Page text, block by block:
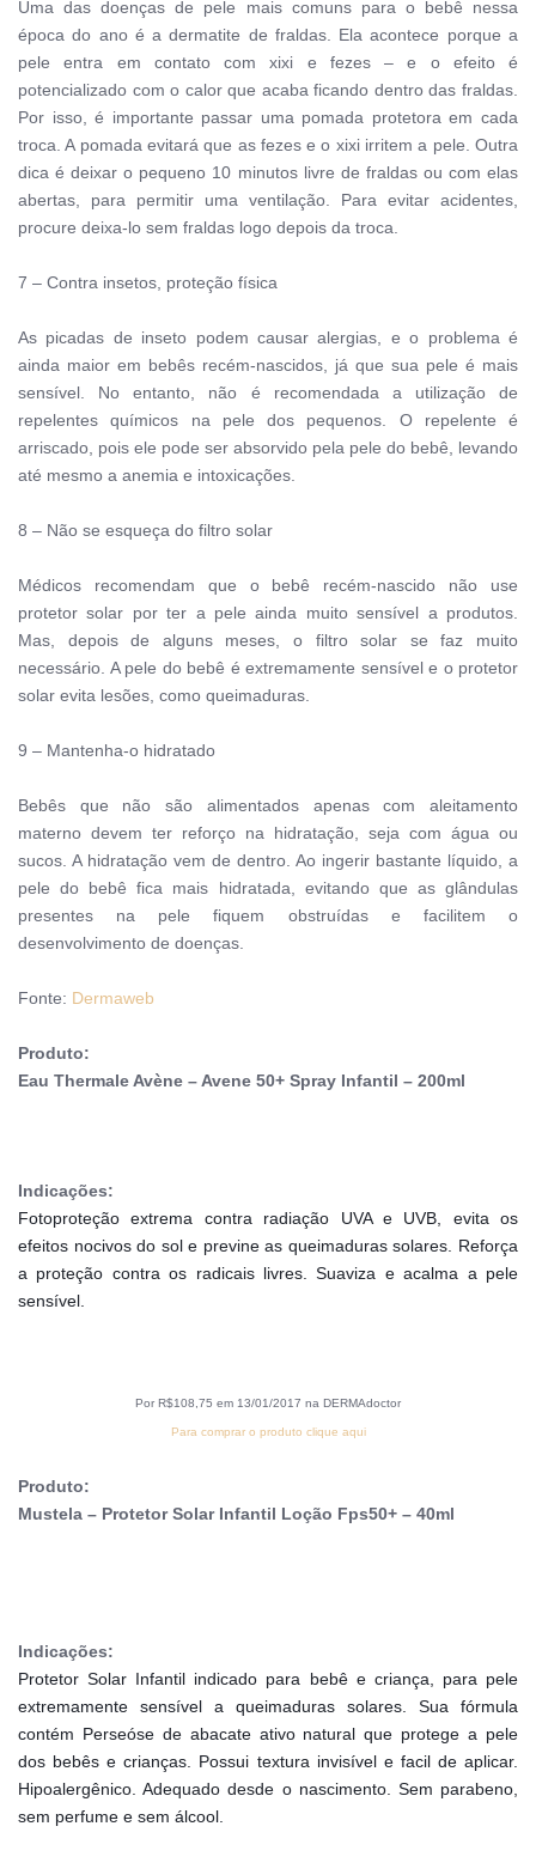
Uma das doenças de pele mais comuns para o bebê nessa
época do ano é a dermatite de fraldas. Ela acontece porque a
pele entra em contato com xixi e fezes – e o efeito é
potencializado com o calor que acaba ficando dentro das fraldas.
Por isso, é importante passar uma pomada protetora em cada
troca. A pomada evitará que as fezes e o xixi irritem a pele. Outra
dica é deixar o pequeno 10 minutos livre de fraldas ou com elas
abertas, para permitir uma ventilação. Para evitar acidentes,
procure deixa-lo sem fraldas logo depois da troca.
7 – Contra insetos, proteção física
As picadas de inseto podem causar alergias, e o problema é
ainda maior em bebês recém-nascidos, já que sua pele é mais
sensível. No entanto, não é recomendada a utilização de
repelentes químicos na pele dos pequenos. O repelente é
arriscado, pois ele pode ser absorvido pela pele do bebê, levando
até mesmo a anemia e intoxicações.
8 – Não se esqueça do filtro solar
Médicos recomendam que o bebê recém-nascido não use
protetor solar por ter a pele ainda muito sensível a produtos.
Mas, depois de alguns meses, o filtro solar se faz muito
necessário. A pele do bebê é extremamente sensível e o protetor
solar evita lesões, como queimaduras.
9 – Mantenha-o hidratado
Bebês que não são alimentados apenas com aleitamento
materno devem ter reforço na hidratação, seja com água ou
sucos. A hidratação vem de dentro. Ao ingerir bastante líquido, a
pele do bebê fica mais hidratada, evitando que as glândulas
presentes na pele fiquem obstruídas e facilitem o
desenvolvimento de doenças.
Fonte: Dermaweb
Produto:
Eau Thermale Avène – Avene 50+ Spray Infantil – 200ml
Indicações:
Fotoproteção extrema contra radiação UVA e UVB, evita os
efeitos nocivos do sol e previne as queimaduras solares. Reforça
a proteção contra os radicais livres. Suaviza e acalma a pele
sensível.
Por R$108,75 em 13/01/2017 na DERMAdoctor
Para comprar o produto clique aqui
Produto:
Mustela – Protetor Solar Infantil Loção Fps50+ – 40ml
Indicações:
Protetor Solar Infantil indicado para bebê e criança, para pele
extremamente sensível a queimaduras solares. Sua fórmula
contém Perseóse de abacate ativo natural que protege a pele
dos bebês e crianças. Possui textura invisível e facil de aplicar.
Hipoalergênico. Adequado desde o nascimento. Sem parabeno,
sem perfume e sem álcool.